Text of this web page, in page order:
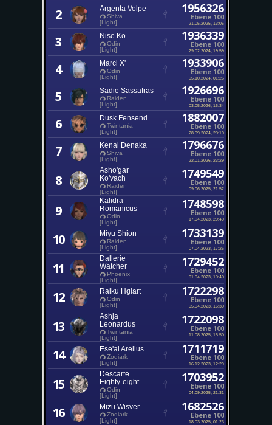
2 Argenta Volpe
Shiva
[Light]
1956326
Ebene 100
21.05.2025, 13:05
3 Nise Ko
Odin
[Light]
1936339
Ebene 100
29.02.2024, 19:59
4 Marci X'
Odin
[Light]
1933906
Ebene 100
05.10.2024, 01:26
5 Sadie Sassafras
Raiden
[Light]
1926696
Ebene 100
03.05.2026, 16:34
6 Dusk Fensend
Twintania
[Light]
1882007
Ebene 100
28.09.2024, 20:10
7 Kenai Denaka
Shiva
[Light]
1796676
Ebene 100
22.01.2026, 23:29
8
Asho'gar
Ko'vach
Raiden
[Light]
1749549
Ebene 100
09.06.2025, 21:52
9
Kalidra
Romanicus
Odin
[Light]
1748598
Ebene 100
17.04.2023, 20:40
10 Miyu Shion
Raiden
[Light]
1733139
Ebene 100
07.04.2023, 17:26
11
Dallerie
Watcher
Phoenix
[Light]
1729452
Ebene 100
01.04.2023, 10:40
12 Raiku Hgiart
Odin
[Light]
1722298
Ebene 100
05.04.2023, 16:30
13
Ashja
Leonardus
Twintania
[Light]
1722098
Ebene 100
11.08.2025, 15:50
14 Ese'al Arelius
Zodiark
[Light]
1711719
Ebene 100
16.12.2023, 12:29
15
Descarte
Eighty-eight
Odin
[Light]
1703952
Ebene 100
04.09.2025, 21:31
16 Mizu Wisver
Zodiark
[Light]
1682526
Ebene 100
18.03.2025, 01:23